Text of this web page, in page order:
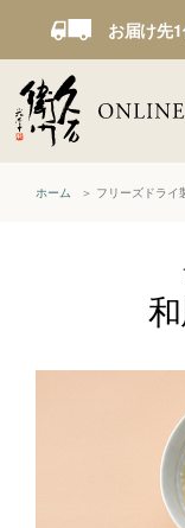
お届け先
ホーム フリーズドラ